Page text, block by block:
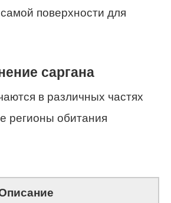
поверхности для
саргана
в различных частях
регионы обитания